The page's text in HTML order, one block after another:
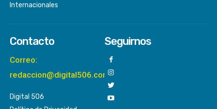
Internacionales
Contacto
Correo:
redaccion@digital506.com
Digital 506
Seguirnos